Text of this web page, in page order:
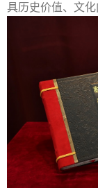
具历史价值、文化